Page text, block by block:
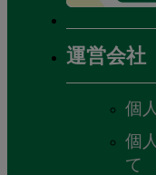
運営会社
個
個
て